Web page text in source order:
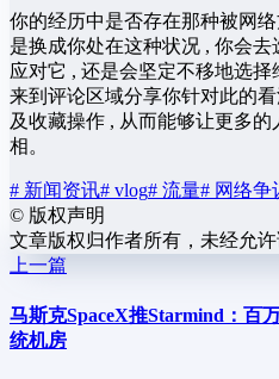
你的经历中是否存在那种被网
是换成你处在这种状况 , 你会
应对它 , 还是会坚定不移地选
来到评论区域分享你针对此的
及收藏操作 , 从而能够让更多
相。
# 新闻资讯# vlog# 流量# 网络争
© 版权声明
文章版权归作者所有，未经允许
上一篇
马斯克SpaceX推Starmind：百
统机房